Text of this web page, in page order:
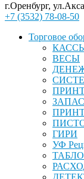
г.Оренбург,
+7 (3532) 78-08-50
Торговое
ВЕСЫ
ГИРИ
УФ